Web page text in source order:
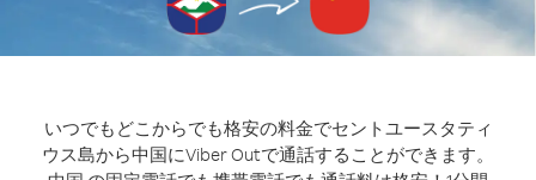
いつでもどこからでも格安の料金でセントユースタティ
ウス島から中国にViber Outで通話することができます。